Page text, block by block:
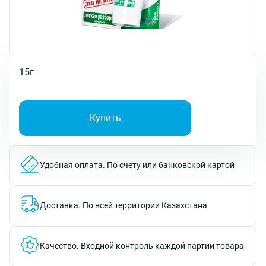
15г
Купить
Удобная оплата. По счету или банковской картой
Доставка. По всей территории Казахстана
Качество. Входной контроль каждой партии товара